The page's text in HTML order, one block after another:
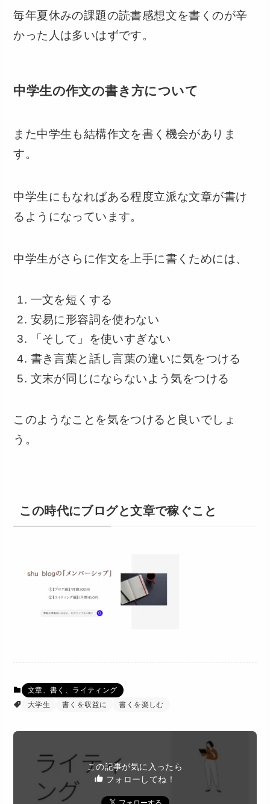
毎年夏休みの課題の読書感想文を書くのが辛
かった人は多いはずです。
中学生の作文の書き方について
また中学生も結構作文を書く機会がありま
す。
中学生にもなればある程度立派な文章が書け
るようになっています。
中学生がさらに作文を上手に書くためには、
一文を短くする
安易に形容詞を使わない
「そして」を使いすぎない
書き言葉と話し言葉の違いに気をつける
文末が同じにならないよう気をつける
このようなことを気をつけると良いでしょ
う。
この時代にブログと文章で稼ぐこと
文章、書く、ライティング
大学生
書くを収益に 書くを楽しむ
この記事が気に入ったら
フォローしてね！